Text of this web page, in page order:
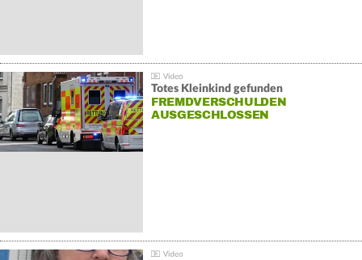
Totes Kleinkind gefunden
FREMDVERSCHULDEN
AUSGESCHLOSSEN